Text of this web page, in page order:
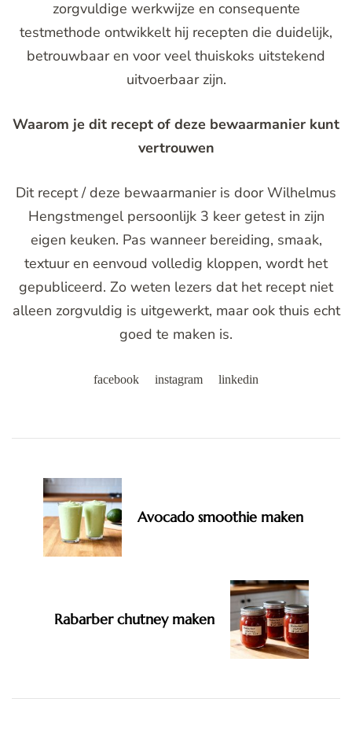
zorgvuldige werkwijze en consequente
testmethode ontwikkelt hij recepten die duidelijk,
betrouwbaar en voor veel thuiskoks uitstekend
uitvoerbaar zijn.
Waarom je dit recept of deze bewaarmanier kunt
vertrouwen
Dit recept / deze bewaarmanier is door Wilhelmus
Hengstmengel persoonlijk 3 keer getest in zijn
eigen keuken. Pas wanneer bereiding, smaak,
textuur en eenvoud volledig kloppen, wordt het
gepubliceerd. Zo weten lezers dat het recept niet
alleen zorgvuldig is uitgewerkt, maar ook thuis echt
goed te maken is.
facebook instagram linkedin
Navigation
Avocado smoothie maken
Rabarber chutney maken